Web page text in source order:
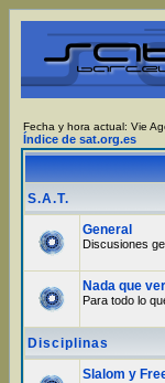
Fecha y hora actual: Vie
Índice de sat.org.es
S.A.T.
General
Discusiones
Nada que ver
Para todo lo
Disciplinas
Slalom y